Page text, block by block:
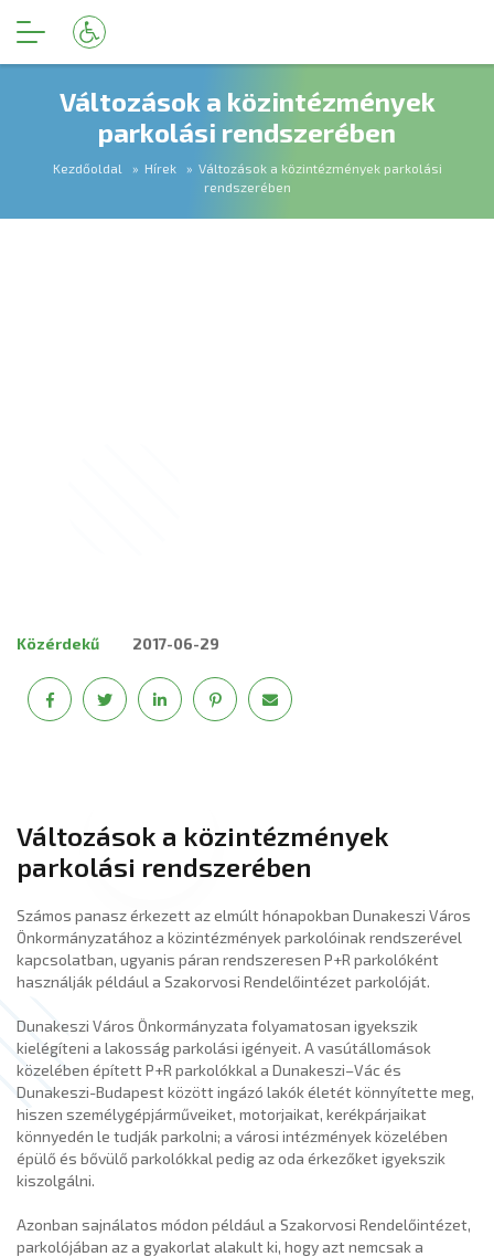
Változások a közintézmények
parkolási rendszerében
Kezdőoldal Hírek
Változások a közintézmények parkolási
rendszerében
Közérdekű 2017-06-29
Változások a közintézmények
parkolási rendszerében
Számos panasz érkezett az elmúlt hónapokban Dunakeszi Város
Önkormányzatához a közintézmények parkolóinak rendszerével
kapcsolatban, ugyanis páran rendszeresen P+R parkolóként
használják például a Szakorvosi Rendelőintézet parkolóját.
Dunakeszi Város Önkormányzata folyamatosan igyekszik
kielégíteni a lakosság parkolási igényeit. A vasútállomások
közelében épített P+R parkolókkal a Dunakeszi–Vác és
Dunakeszi-Budapest között ingázó lakók életét könnyítette meg,
hiszen személygépjárműveiket, motorjaikat, kerékpárjaikat
könnyedén le tudják parkolni; a városi intézmények közelében
épülő és bővülő parkolókkal pedig az oda érkezőket igyekszik
kiszolgálni.
Azonban sajnálatos módon például a Szakorvosi Rendelőintézet,
parkolójában az a gyakorlat alakult ki, hogy azt nemcsak a